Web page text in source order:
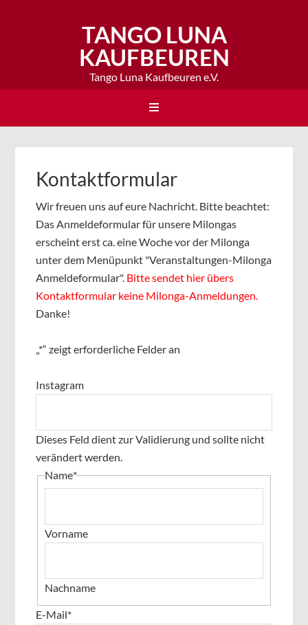
TANGO LUNA
KAUFBEUREN
Tango Luna Kaufbeuren e.V.
Kontaktformular
Wir freuen uns auf eure Nachricht. Bitte beachtet:
Das Anmeldeformular für unsere Milongas
erscheint erst ca. eine Woche vor der Milonga
unter dem Menüpunkt "Veranstaltungen-Milonga
Anmeldeformular". Bitte sendet hier übers
Kontaktformular keine Milonga-Anmeldungen.
Danke!
„*“ zeigt erforderliche Felder an
Instagram
Dieses Feld dient zur Validierung und sollte nicht
verändert werden.
Name*
Vorname
Nachname
E-Mail*